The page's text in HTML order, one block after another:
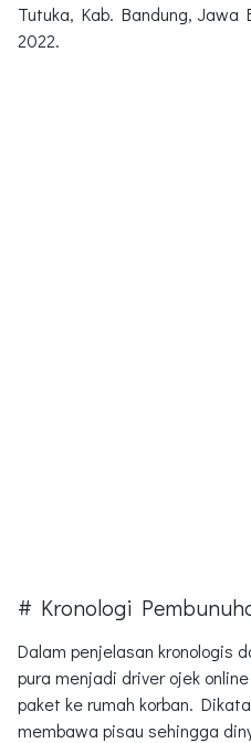
Tutuka, Kab. Bandung, Jawa
2022.
# Kronologi
Dalam penjelasan kronologis
pura menjadi driver ojek
paket ke rumah korban.
membawa pisau sehingga